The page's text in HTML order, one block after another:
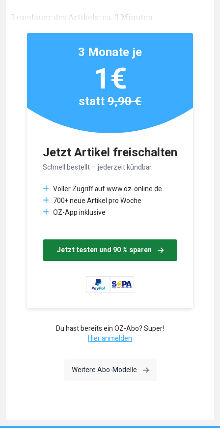
Lesedauer des Artikels: ca. 3 Minuten
Jetzt Artikel freischalten
Schnell bestellt – jederzeit kündbar.
Voller Zugriff auf www.oz-online.de
700+ neue Artikel pro Woche
OZ-App inklusive
Jetzt testen und 90 % sparen
3 Monate je
1€
statt9,90 €
Du hast bereits ein OZ-Abo? Super!
Hier anmelden
Weitere Abo-Modelle